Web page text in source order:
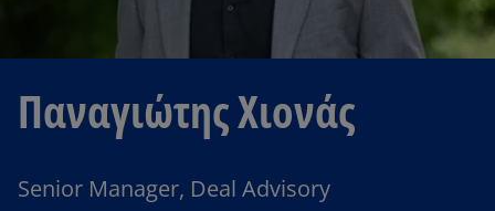
Παναγιώτης Χιονάς
Senior Manager, Deal Advisory